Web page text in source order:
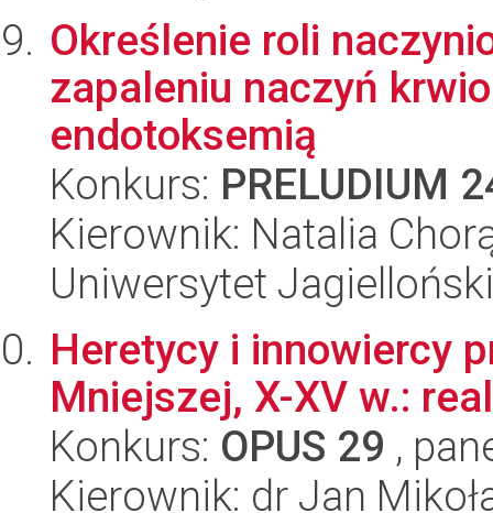
Określenie roli
zapaleniu naczyń
endotoksemią
Konkurs: PRELUDIUM
Kierownik: Natalia
Uniwersytet Jagielloński
Heretycy i innowiercy
Mniejszej, X-XV w.:
Konkurs: OPUS 29 ,
Kierownik: dr Jan